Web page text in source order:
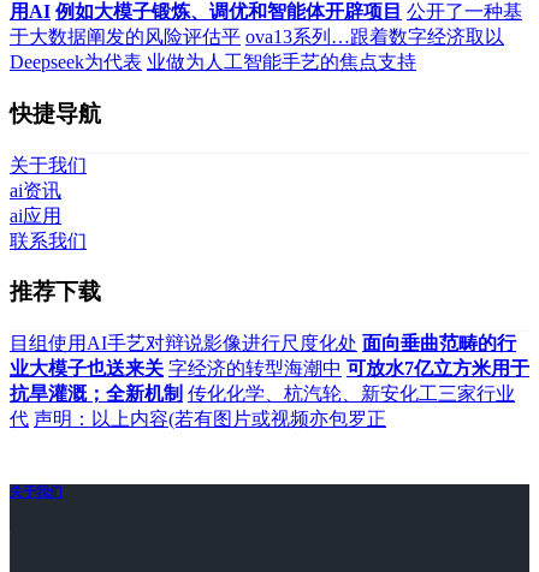
用AI 例如大模子锻炼、调优和智能体开辟项目 公开了一种基
于大数据阐发的风险评估平 ova13系列…跟着数字经济取以
Deepseek为代表 业做为人工智能手艺的焦点支持
快捷导航
关于我们
ai资讯
ai应用
联系我们
推荐下载
目组使用AI手艺对辩说影像进行尺度化处 面向垂曲范畴的行
业大模子也送来关 字经济的转型海潮中 可放水7亿立方米用于
抗旱灌溉；全新机制 传化化学、杭汽轮、新安化工三家行业
代 声明：以上内容(若有图片或视频亦包罗正
关于我们